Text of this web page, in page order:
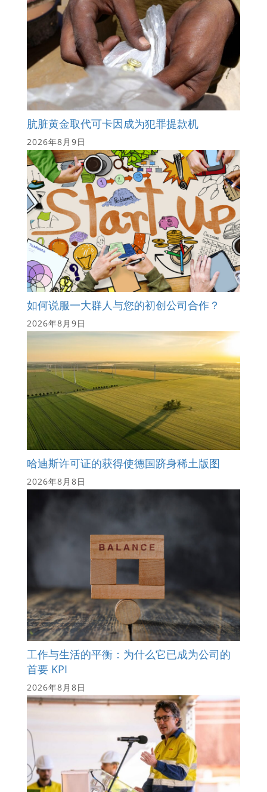
肮脏黄金取代可卡因成为犯罪提款机
2026年8月9日
如何说服一大群人与您的初创公司合作？
2026年8月9日
哈迪斯许可证的获得使德国跻身稀土版图
2026年8月8日
工作与生活的平衡：为什么它已成为公司的
首要 KPI
2026年8月8日